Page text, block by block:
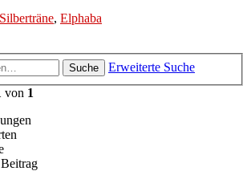
, Elphaba
Suche
Erweiterte Suche
von 1